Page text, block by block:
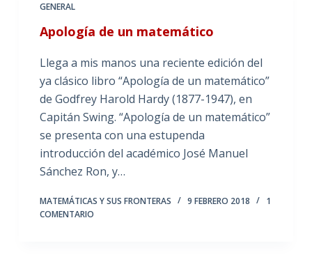
GENERAL
Apología de un matemático
Llega a mis manos una reciente edición del
ya clásico libro “Apología de un matemático”
de Godfrey Harold Hardy (1877-1947), en
Capitán Swing. “Apología de un matemático”
se presenta con una estupenda
introducción del académico José Manuel
Sánchez Ron, y…
MATEMÁTICAS Y SUS FRONTERAS 9 FEBRERO 2018
1
COMENTARIO